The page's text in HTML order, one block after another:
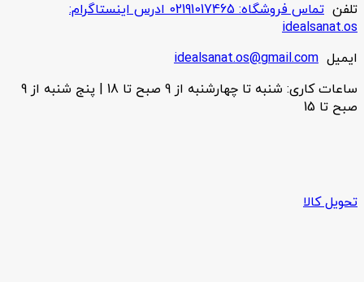
تلفن
تماس فروشگاه: 02191017465 ادرس اینستاگرام:
idealsanat.os
ایمیل idealsanat.os@gmail.com
ساعات کاری: شنبه تا چهارشنبه از 9 صبح تا 18 | پنج شنبه از 9
صبح تا 15
تحویل کالا